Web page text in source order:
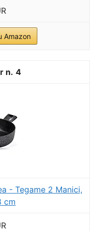
Amazon
4
- Tegame 2 Manici,
cm